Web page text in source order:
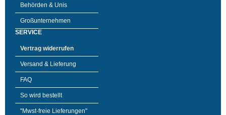
Behörden & Unis
Großunternehmen
SERVICE
Vertrag widerrufen
Versand & Lieferung
FAQ
So wird bestellt
"Mwst-freie Lieferungen"